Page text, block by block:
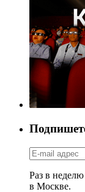
Раз в
в Москве.